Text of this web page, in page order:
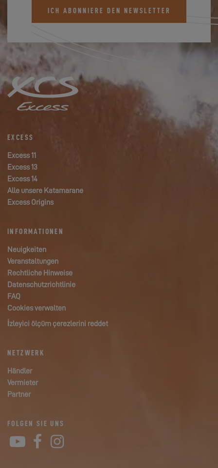
ICH ABONNIERE DEN NEWSLETTER
EXCESS
Excess 11
Excess 13
Excess 14
Alle unsere Katamarane
Excess Origins
INFORMATIONEN
Neuigkeiten
Veranstaltungen
Rechtliche Hinweise
Datenschutzrichtlinie
FAQ
Cookies verwalten
İzleyici ölçüm çerezlerini reddet
NETZWERK
Händler
Vermieter
Partner
FOLGEN SIE UNS
YouTube
Facebook
Instagram